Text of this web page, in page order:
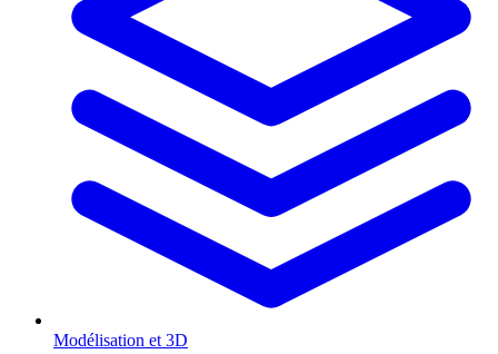
Modélisation et 3D